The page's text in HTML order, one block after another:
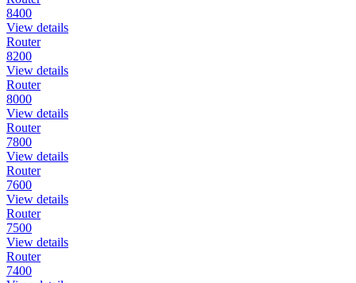
8400
View details
Router
8200
View details
Router
8000
View details
Router
7800
View details
Router
7600
View details
Router
7500
View details
Router
7400